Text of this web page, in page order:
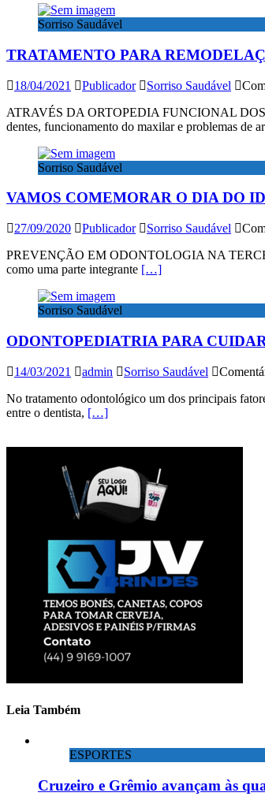
Sorriso Saudável
TRATAMENTO PARA
18/04/2021 Publicador Sorriso Saudável
ATRAVÉS DA ORTOPEDIA FUNCIONAL DOS
dentes, funcionamento do maxilar e problemas de
Sorriso Saudável
VAMOS COMEMORAR O DIA DO
27/09/2020 Publicador Sorriso Saudável
PREVENÇÃO EM ODONTOLOGIA NA
como uma parte integrante […]
Sorriso Saudável
ODONTOPEDIATRIA PARA
14/03/2021 admin Sorriso Saudável
No tratamento odontológico um dos principais
entre o dentista, […]
Leia Também
ESPORTES
Cruzeiro e Grêmio avançam às